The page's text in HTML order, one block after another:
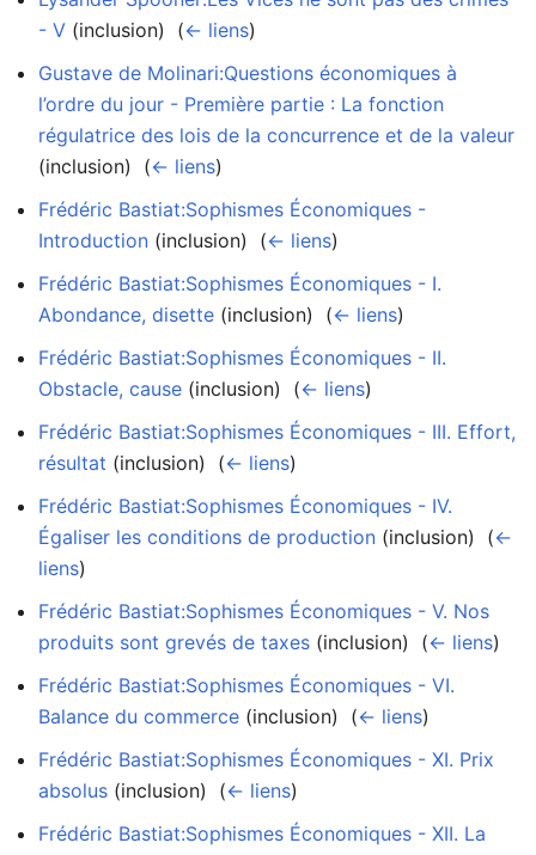
- V (inclusion) ‎ (← liens)
Gustave de Molinari:Questions économiques à
l’ordre du jour - Première partie : La fonction
régulatrice des lois de la concurrence et de la valeur
(inclusion) ‎ (← liens)
Frédéric Bastiat:Sophismes Économiques -
Introduction (inclusion) ‎ (← liens)
Frédéric Bastiat:Sophismes Économiques - I.
Abondance, disette (inclusion) ‎ (← liens)
Frédéric Bastiat:Sophismes Économiques - II.
Obstacle, cause (inclusion) ‎ (← liens)
Frédéric Bastiat:Sophismes Économiques - III. Effort,
résultat (inclusion) ‎ (← liens)
Frédéric Bastiat:Sophismes Économiques - IV.
Égaliser les conditions de production (inclusion) ‎ (←
liens)
Frédéric Bastiat:Sophismes Économiques - V. Nos
produits sont grevés de taxes (inclusion) ‎ (← liens)
Frédéric Bastiat:Sophismes Économiques - VI.
Balance du commerce (inclusion) ‎ (← liens)
Frédéric Bastiat:Sophismes Économiques - XI. Prix
absolus (inclusion) ‎ (← liens)
Frédéric Bastiat:Sophismes Économiques - XII. La